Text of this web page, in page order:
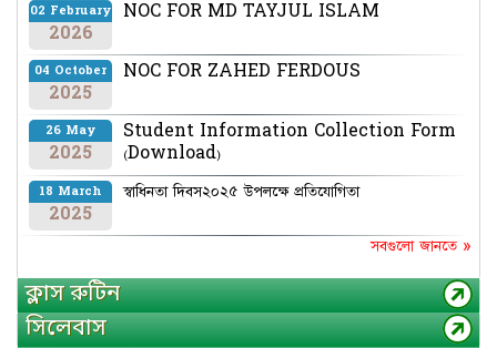
02 February
2026
NOC FOR MD TAYJUL ISLAM
04 October
2025
NOC FOR ZAHED FERDOUS
26 May
2025
Student Information Collection Form
(Download)
18 March
2025
স্বাধিনতা দিবস২০২৫ উপলক্ষে প্রতিযোগিতা
সবগুলো জানতে »
ক্লাস রুটিন
সিলেবাস